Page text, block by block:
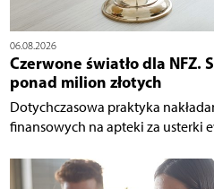
06.08.2026
Czerwone światło dla NFZ.
ponad milion złotych
Dotychczasowa praktyka
finansowych na apteki za usterki